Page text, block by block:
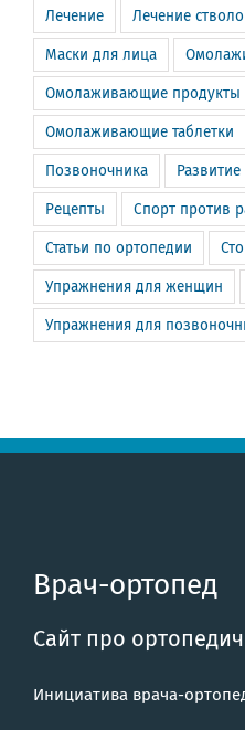
Лечение Лечение
Маски для лица
Омолаживающие продукты
Омолаживающие таблетки
Позвоночника
Рецепты Спорт против
Статьи по ортопедии
Упражнения для женщин
Упражнения для
Врач-ортопед
Сайт про
Инициатива врача-